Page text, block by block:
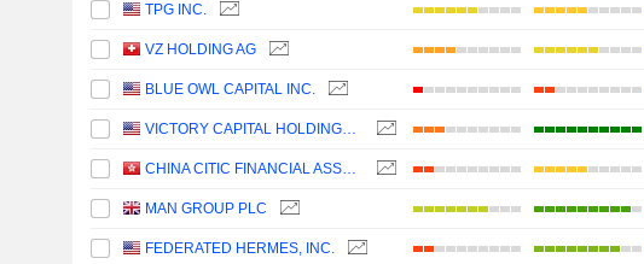
TPG INC.
VZ HOLDING AG
BLUE OWL CAPITAL INC.
VICTORY CAPITAL HOLDINGS, INC.
CHINA CITIC FINANCIAL ASSET MANAGEMENT CO., LTD.
MAN GROUP PLC
FEDERATED HERMES, INC.